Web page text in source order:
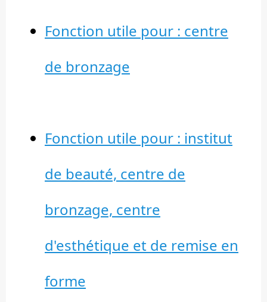
Fonction utile pour : centre
de bronzage
Fonction utile pour : institut
de beauté, centre de
bronzage, centre
d'esthétique et de remise en
forme